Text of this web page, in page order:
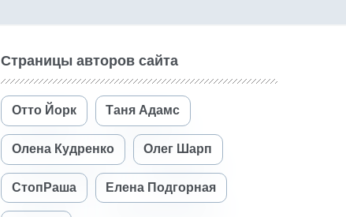
Страницы авторов сайта
Отто Йорк Таня Адамс
Олена Кудренко Олег Шарп
СтопРаша Елена Подгорная